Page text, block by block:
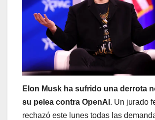
Elon Musk ha sufrido una derrota
su pelea contra OpenAI . Un jurado
rechazó este lunes todas las